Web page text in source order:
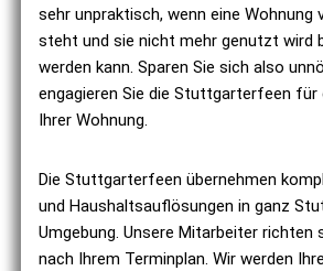
sehr unpraktisch, wenn eine Wohnung
steht und sie nicht mehr genutzt wird
werden kann. Sparen Sie sich also
engagieren Sie die Stuttgarterfeen für
Ihrer Wohnung.
Die Stuttgarterfeen übernehmen
und Haushaltsauflösungen in ganz
Umgebung. Unsere Mitarbeiter richten
nach Ihrem Terminplan. Wir werden